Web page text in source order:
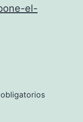
el-